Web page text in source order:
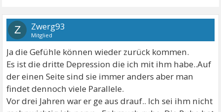
Z Zwerg93
Mitglied
Ja die Gefühle können wieder zurück kommen.
Es ist die dritte Depression die ich mit ihm habe..Auf
der einen Seite sind sie immer anders aber man
findet dennoch viele Parallele.
Vor drei Jahren war er ge aus drauf.. Ich sei ihm nicht